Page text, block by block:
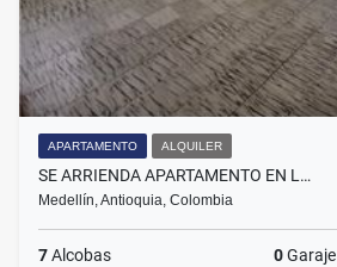
APARTAMENTO ALQUILER
SE ARRIENDA APARTAMENTO EN L…
Medellín, Antioquia, Colombia
7Alcobas 0Garaje